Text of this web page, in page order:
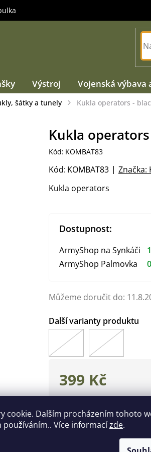
cookie. Dalším procházením tohoto
Více informacízde.
Výstroj Vojenská výbava
šátky a tunely Kukla operators -
Můžeme doručit do:
Kukla operators
Zeptat se Hlídat
Doplňkové parametry
Kukla
Kód: KOMBAT83
Značka:
Kód: KOMBAT83
399 Kč
Měrná
Dostupnost:
ArmyShop na Synkáči
ArmyShop Palmovka